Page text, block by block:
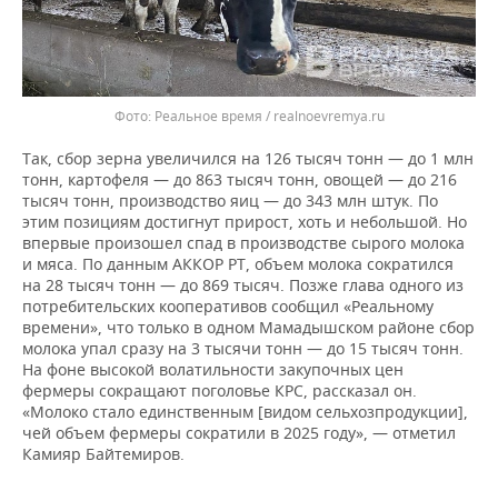
Реальное время / realnoevremya.ru
Так, сбор зерна увеличился на 126 тысяч тонн — до 1 млн
тонн, картофеля — до 863 тысяч тонн, овощей — до 216
тысяч тонн, производство яиц — до 343 млн штук. По
этим позициям достигнут прирост, хоть и небольшой. Но
впервые произошел спад в производстве сырого молока
и мяса. По данным АККОР РТ, объем молока сократился
на 28 тысяч тонн — до 869 тысяч. Позже глава одного из
потребительских кооперативов сообщил «Реальному
времени», что только в одном Мамадышском районе сбор
молока упал сразу на 3 тысячи тонн — до 15 тысяч тонн.
На фоне высокой волатильности закупочных цен
фермеры сокращают поголовье КРС, рассказал он.
«Молоко стало единственным [видом сельхозпродукции],
чей объем фермеры сократили в 2025 году», — отметил
Камияр Байтемиров.